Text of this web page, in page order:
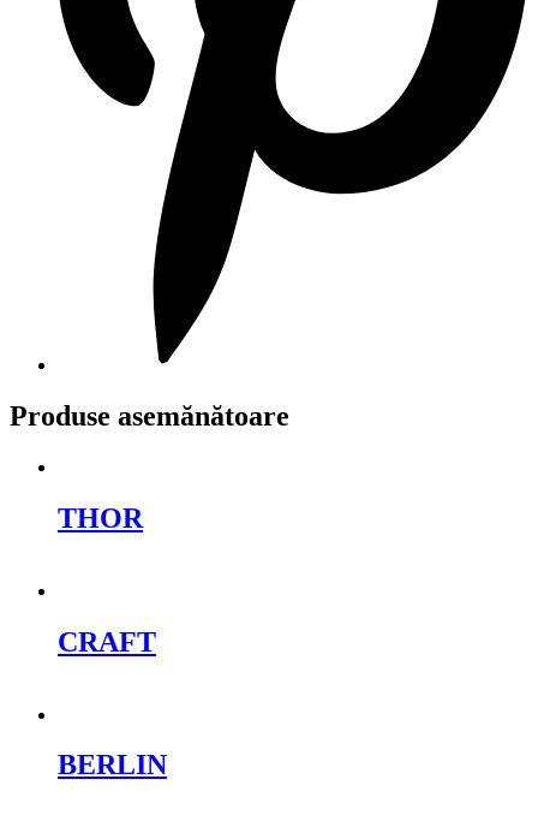
Produse asemănătoare
THOR
CRAFT
BERLIN